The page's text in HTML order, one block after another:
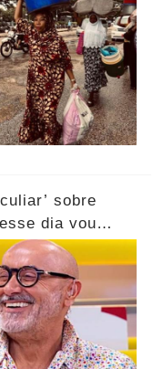
sobre
dia vou